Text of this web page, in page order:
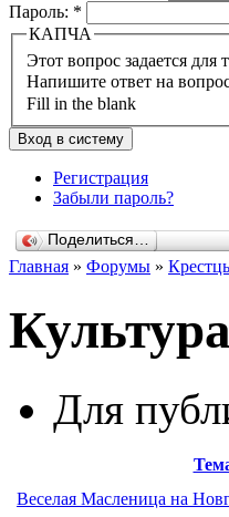
Пароль: *
КАПЧА
Напишите ответ на
Fill in the blank
Регистрация
Забыли пароль?
Поделиться…
Главная » Форумы »
Культура
Для
Веселая Масленица на